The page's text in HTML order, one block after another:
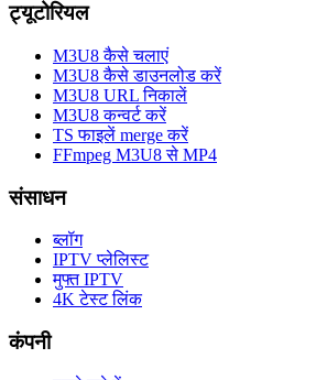
ट्यूटोरियल
M3U8 कैसे चलाएं
M3U8 कैसे डाउनलोड करें
M3U8 URL निकालें
M3U8 कन्वर्ट करें
TS फाइलें merge करें
FFmpeg M3U8 से MP4
संसाधन
ब्लॉग
IPTV प्लेलिस्ट
मुफ्त IPTV
4K टेस्ट लिंक
कंपनी